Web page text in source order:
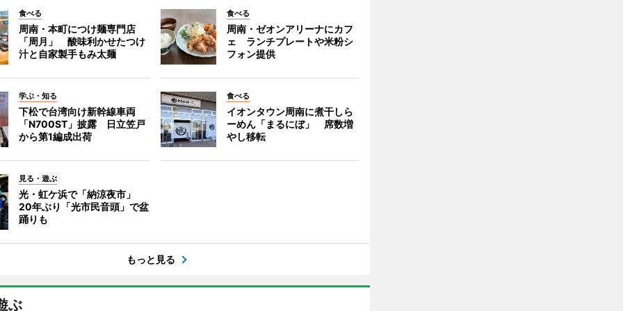
食べる
周南・本町につけ麺専門店
「周月」 酸味利かせたつけ
汁と自家製手もみ太麺
食べる
周南・ゼオンアリーナにカフ
ェ ランチプレートや米粉シ
フォン提供
学ぶ・知る
下松で台湾向け新幹線車両
「N700ST」披露 日立笠戸
から第1編成出荷
食べる
イオンタウン周南に煮干しら
ーめん「まるにぼ」 席数増
やし移転
見る・遊ぶ
光・虹ケ浜で「納涼夜市」
20年ぶり「光市民音頭」で盆
踊りも
もっと見る
ぶ